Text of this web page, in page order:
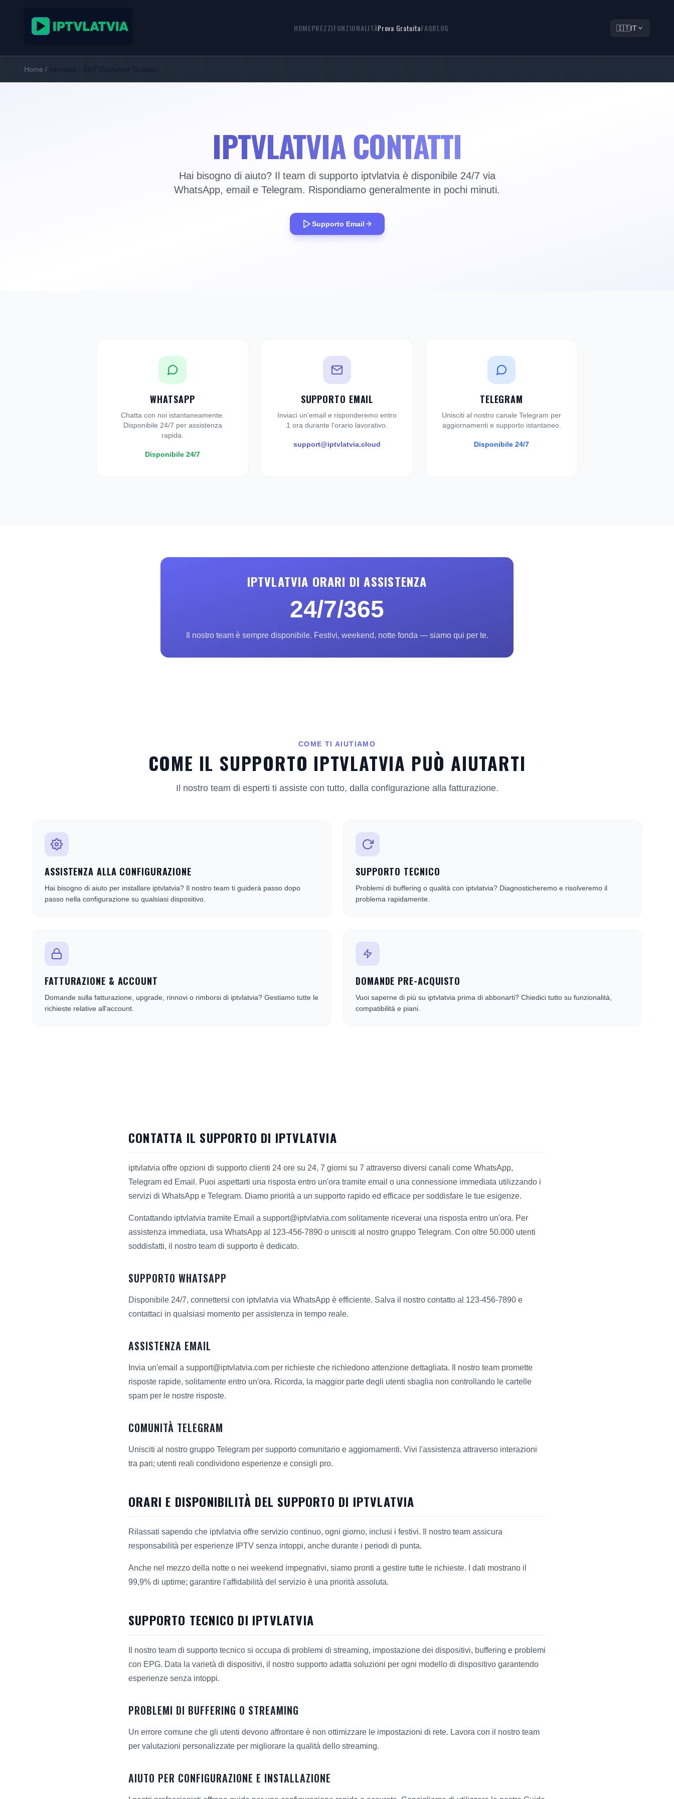
HOMEPREZZIFUNZIONALITÀProva GratuitaFAQBLOG 🇮🇹IT
Home / iptvlatvia - 24/7 Customer Support
IPTVLATVIA CONTATTI
Hai bisogno di aiuto? Il team di supporto iptvlatvia è disponibile 24/7 via
WhatsApp, email e Telegram. Rispondiamo generalmente in pochi minuti.
Supporto Email
WHATSAPP
Chatta con noi istantaneamente.
Disponibile 24/7 per assistenza
rapida.
Disponibile 24/7
SUPPORTO EMAIL
Inviaci un'email e risponderemo entro
1 ora durante l'orario lavorativo.
support@iptvlatvia.cloud
TELEGRAM
Unisciti al nostro canale Telegram per
aggiornamenti e supporto istantaneo.
Disponibile 24/7
IPTVLATVIA ORARI DI ASSISTENZA
24/7/365
Il nostro team è sempre disponibile. Festivi, weekend, notte fonda — siamo qui per te.
COME TI AIUTIAMO
COME IL SUPPORTO IPTVLATVIA PUÒ AIUTARTI
Il nostro team di esperti ti assiste con tutto, dalla configurazione alla fatturazione.
ASSISTENZA ALLA CONFIGURAZIONE
Hai bisogno di aiuto per installare iptvlatvia? Il nostro team ti guiderà passo dopo
passo nella configurazione su qualsiasi dispositivo.
SUPPORTO TECNICO
Problemi di buffering o qualità con iptvlatvia? Diagnosticheremo e risolveremo il
problema rapidamente.
FATTURAZIONE & ACCOUNT
Domande sulla fatturazione, upgrade, rinnovi o rimborsi di iptvlatvia? Gestiamo tutte le
richieste relative all'account.
DOMANDE PRE-ACQUISTO
Vuoi saperne di più su iptvlatvia prima di abbonarti? Chiedici tutto su funzionalità,
compatibilità e piani.
CONTATTA IL SUPPORTO DI IPTVLATVIA
iptvlatvia offre opzioni di supporto clienti 24 ore su 24, 7 giorni su 7 attraverso diversi canali come WhatsApp,
Telegram ed Email. Puoi aspettarti una risposta entro un'ora tramite email o una connessione immediata utilizzando i
servizi di WhatsApp e Telegram. Diamo priorità a un supporto rapido ed efficace per soddisfare le tue esigenze.
Contattando iptvlatvia tramite Email a support@iptvlatvia.com solitamente riceverai una risposta entro un'ora. Per
assistenza immediata, usa WhatsApp al 123-456-7890 o unisciti al nostro gruppo Telegram. Con oltre 50.000 utenti
soddisfatti, il nostro team di supporto è dedicato.
SUPPORTO WHATSAPP
Disponibile 24/7, connettersi con iptvlatvia via WhatsApp è efficiente. Salva il nostro contatto al 123-456-7890 e
contattaci in qualsiasi momento per assistenza in tempo reale.
ASSISTENZA EMAIL
Invia un'email a support@iptvlatvia.com per richieste che richiedono attenzione dettagliata. Il nostro team promette
risposte rapide, solitamente entro un'ora. Ricorda, la maggior parte degli utenti sbaglia non controllando le cartelle
spam per le nostre risposte.
COMUNITÀ TELEGRAM
Unisciti al nostro gruppo Telegram per supporto comunitario e aggiornamenti. Vivi l'assistenza attraverso interazioni
tra pari; utenti reali condividono esperienze e consigli pro.
ORARI E DISPONIBILITÀ DEL SUPPORTO DI IPTVLATVIA
Rilassati sapendo che iptvlatvia offre servizio continuo, ogni giorno, inclusi i festivi. Il nostro team assicura
responsabilità per esperienze IPTV senza intoppi, anche durante i periodi di punta.
Anche nel mezzo della notte o nei weekend impegnativi, siamo pronti a gestire tutte le richieste. I dati mostrano il
99,9% di uptime; garantire l'affidabilità del servizio è una priorità assoluta.
SUPPORTO TECNICO DI IPTVLATVIA
Il nostro team di supporto tecnico si occupa di problemi di streaming, impostazione dei dispositivi, buffering e problemi
con EPG. Data la varietà di dispositivi, il nostro supporto adatta soluzioni per ogni modello di dispositivo garantendo
esperienze senza intoppi.
PROBLEMI DI BUFFERING O STREAMING
Un errore comune che gli utenti devono affrontare è non ottimizzare le impostazioni di rete. Lavora con il nostro team
per valutazioni personalizzate per migliorare la qualità dello streaming.
AIUTO PER CONFIGURAZIONE E INSTALLAZIONE